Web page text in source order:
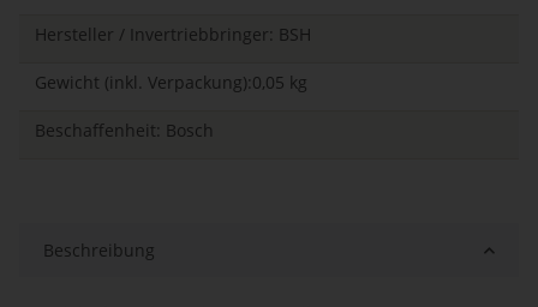
Hersteller / Invertriebbringer: BSH
Gewicht (inkl. Verpackung):0,05 kg
Beschaffenheit: Bosch
Beschreibung